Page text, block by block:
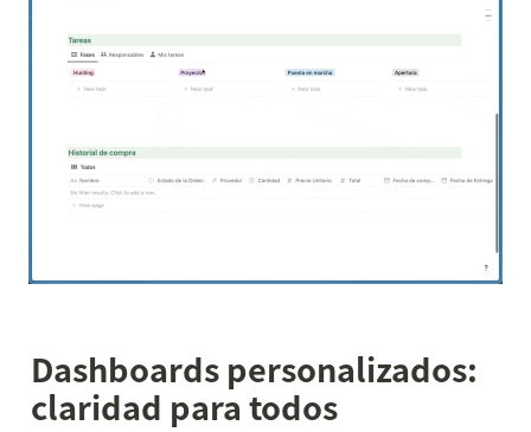
Dashboards personalizados:
claridad para todos